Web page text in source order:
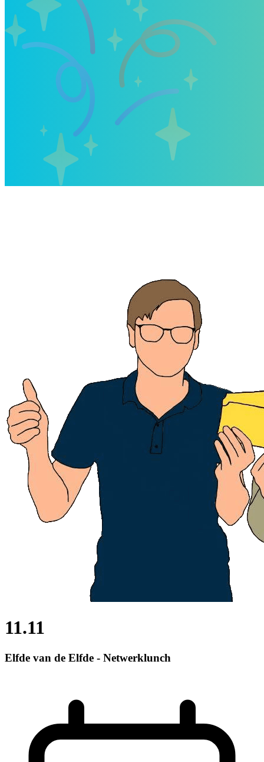
11.11
Elfde van de Elfde - Netwerklunch